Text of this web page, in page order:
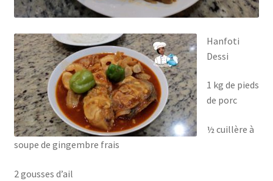
Hanfoti
Dessi
1 kg de pieds
de porc
½ cuillère à
soupe de gingembre frais
2 gousses d’ail